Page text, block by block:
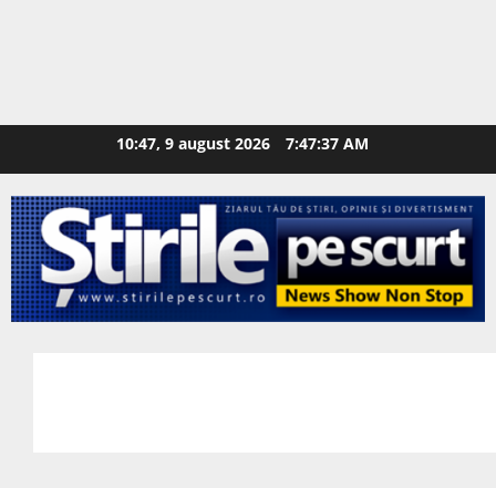
10:47, 9 august 2026 7:47:38 AM